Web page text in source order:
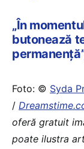
„În
butonează
Foto: © Syda
/
oferă gratuit
poate ilustra